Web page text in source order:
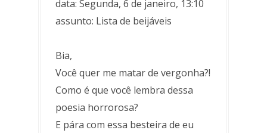
data: Segunda, 6 de janeiro, 13:10
assunto: Lista de beijáveis
Bia,
Você quer me matar de vergonha?!
Como é que você lembra dessa
poesia horrorosa?
E pára com essa besteira de eu